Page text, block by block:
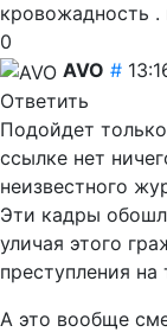
кровожадность .
0
AVO #
Ответить
Подойдет
ссылке нет
неизвестного
Эти кадры
уличая этого
преступления
А это вообще